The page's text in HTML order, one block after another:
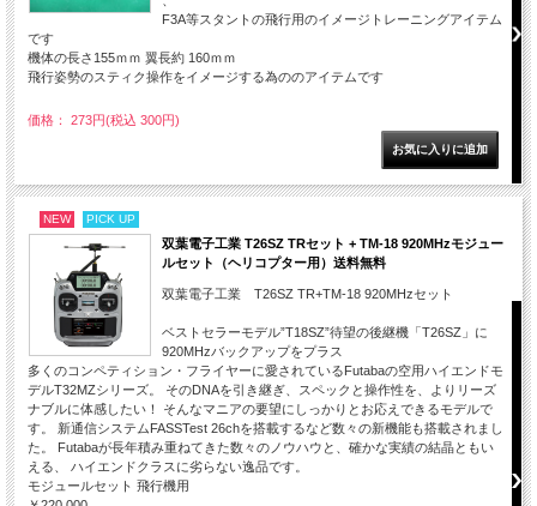
F3A等スタントの飛行用のイメージトレーニングアイテム
です
機体の長さ155ｍｍ 翼長約 160ｍｍ
飛行姿勢のスティク操作をイメージする為ののアイテムです
価格： 273円(税込 300円)
NEW PICK UP
双葉電子工業 T26SZ TRセット + TM-18 920MHzモジュー
ルセット（ヘリコプター用）送料無料
双葉電子工業 T26SZ TR+TM-18 920MHzセット
ベストセラーモデル”T18SZ”待望の後継機「T26SZ」に
920MHzバックアップをプラス
多くのコンペティション・フライヤーに愛されているFutabaの空用ハイエンドモ
デルT32MZシリーズ。 そのDNAを引き継ぎ、スペックと操作性を、よりリーズ
ナブルに体感したい！ そんなマニアの要望にしっかりとお応えできるモデルで
す。 新通信システムFASSTest 26chを搭載するなど数々の新機能も搭載されまし
た。 Futabaが長年積み重ねてきた数々のノウハウと、確かな実績の結晶ともい
える、 ハイエンドクラスに劣らない逸品です。
モジュールセット 飛行機用